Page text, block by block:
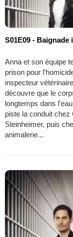
S01E09 - Baignade
Anna et son équipe
prison pour
inspecteur
découvre que le
longtemps dans
piste la conduit
Steinheimer, puis
animalerie...